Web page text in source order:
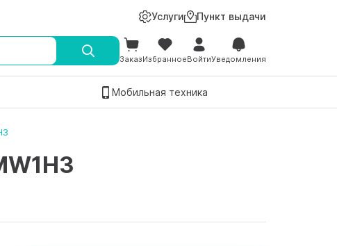
Услуги Пункт выдачи
ЗаказИзбранноеВойтиУведомления
Мобильная техника